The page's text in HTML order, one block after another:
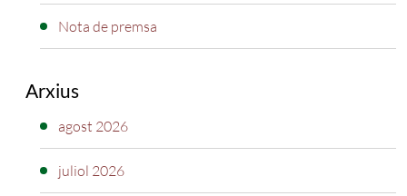
Nota de premsa
Arxius
agost 2026
juliol 2026